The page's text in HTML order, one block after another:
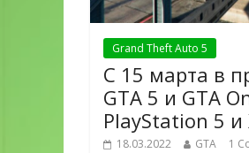
Grand Theft Auto 5
С 15 марта в
GTA 5 и GTA
PlayStation 5 и
18.03.2022 GTA 1